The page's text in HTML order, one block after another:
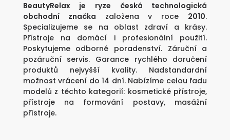
BeautyRelax je ryze česká technologická
obchodní značka založena v roce 2010.
Specializujeme se na oblast zdraví a krásy.
Přístroje na domácí i profesionální použití.
Poskytujeme odborné poradenství. Záruční a
pozáruční servis. Garance rychlého doručení
produktů nejvyšší kvality. Nadstandardní
možnost vrácení do 14 dní. Nabízíme celou řadu
modelů z těchto kategorií: kosmetické přístroje,
přístroje na formování postavy, masážní
přístroje.